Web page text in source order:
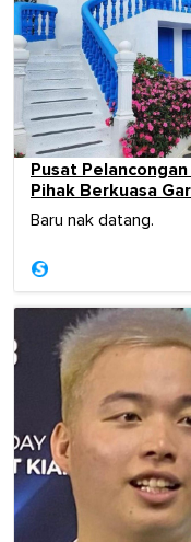
Pusat
Pihak Berkuasa
Baru nak datang.